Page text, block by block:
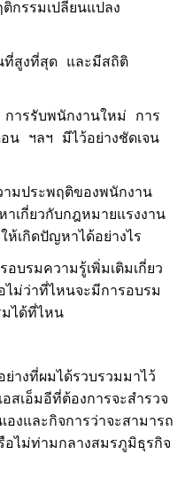
กรรมเปลี่ยนแปลง
ที่สูงที่สุด และมีสถิติ
การรับพนักงานใหม่ การ
อน ฯลฯ มีไว้อย่างชัดเจน
ามประพฤติของพนักงาน
กี่ยวกับกฎหมายแรงงาน
เกิดปัญหาได้อย่างไร
บรมความรู้เพิ่มเติมเกี่ยว
ม่ว่าที่ไหนจะมีการอบรม
มได้ที่ไหน
างที่ผมได้รวบรวมมาไว้
สเอ็มอีที่ต้องการจะสำรวจ
งและกิจการว่าจะสามารถ
ไม่ท่ามกลางสมรภูมิธุรกิจ